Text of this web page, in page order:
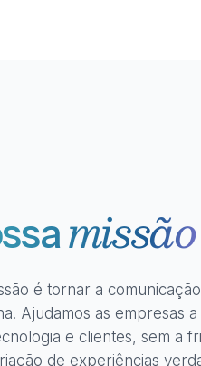
missão
é tornar a
Ajudamos as empresas
e clientes, sem a
de experiências